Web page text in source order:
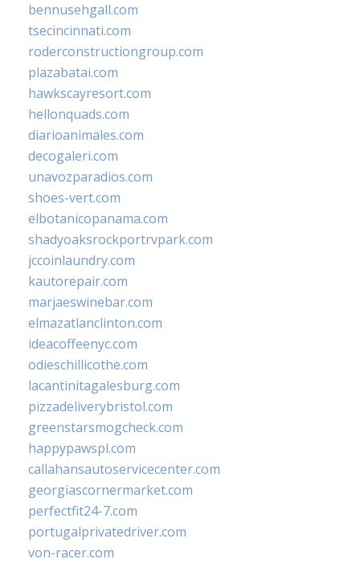
bennusehgall.com
tsecincinnati.com
roderconstructiongroup.com
plazabatai.com
hawkscayresort.com
hellonquads.com
diarioanimales.com
decogaleri.com
unavozparadios.com
shoes-vert.com
elbotanicopanama.com
shadyoaksrockportrvpark.com
jccoinlaundry.com
kautorepair.com
marjaeswinebar.com
elmazatlanclinton.com
ideacoffeenyc.com
odieschillicothe.com
lacantinitagalesburg.com
pizzadeliverybristol.com
greenstarsmogcheck.com
happypawspl.com
callahansautoservicecenter.com
georgiascornermarket.com
perfectfit24-7.com
portugalprivatedriver.com
von-racer.com